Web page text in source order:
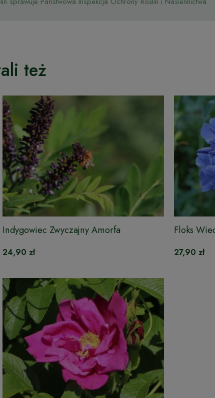
też
Indygowiec Zwyczajny Amorfa
Krzewiasta
24,90 zł
Floks
27,90 zł